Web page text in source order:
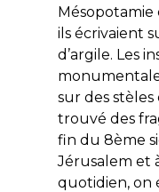
ils écrivaient
d’argile. Les
sur des stèles
trouvé des
fin du 8ème
Jérusalem et
quotidien, on